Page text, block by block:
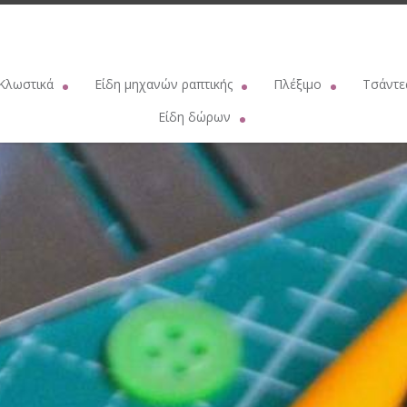
ΠΕΤΑΛΟΥΔΑ
πλεξίματος δαντέλας
ART. 90
Ασημοκλωστή
10 ΠΕΤΑΛΟΥΔΑ
Είδη μηχανών ραπτικής
Βελόνες μηχανής Singer
Βελόνες επαγγελματικής μηχανής
Λάδι μηχανής
Λουριά - Ιμάντες μηχανών
Σαΐτες μηχανής
Λαμπάκια
Λάστιχα - Ροδέλες
Μασουρίστρες μηχανής
Μαγνητικός οδηγός
Πλέξιμο
Βελόνες μακριές πλεξίματος PRYM
Βελόνες μαλλιού
Παραμάνες πλεξίματος
Θήκες για βελόνες
Βοηθητικά είδη πλεξίματος
Βελονάκια πλεξίματος εργονομικά
Βελονάκια πλεξίματος Β'
Βελονάκια δαντέλας
Καλτσοβελόνες
Τυνησιακή βελόνα πλεξίματος
Σετ βελονάκια
Κουμπώματα
Σετ πάτος -
Πάτοι
Μεταλλικό
Κουμπώματα
Είδη δώρων
Δερμάτινα γυναικεία πορτοφόλια
Μεταλλικές αντίκες
TRUE UTILITY
ZIPPO
VICTORINOX
COLIBRI
Φακοί NEBO
Τσάντες
Ομπρέλες βροχής
Δερμάτινα αντρικά πορτοφόλια - Κλειδοθήκες
Καπνοθήκες